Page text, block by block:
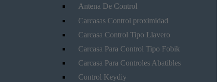
Antena De Control
Carcasas Control proximidad
Carcasa Control Tipo Llavero
Carcasa Para Control Tipo Fobik
Carcasa Para Controles Abatibles
Control Keydiy